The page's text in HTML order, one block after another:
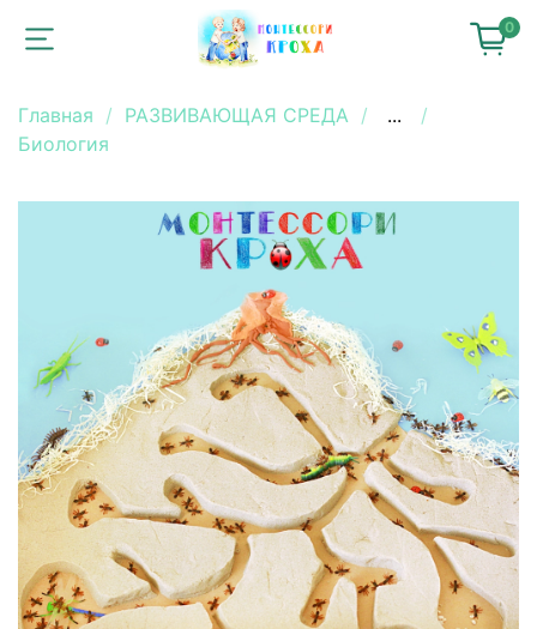
0
Главная РАЗВИВАЮЩАЯ СРЕДА
...
Биология